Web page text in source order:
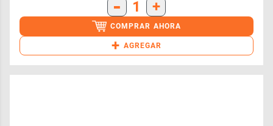
- 1 +
COMPRAR AHORA
+ AGREGAR